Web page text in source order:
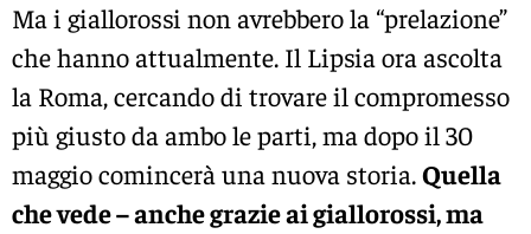
Ma i giallorossi non avrebbero la “prelazione”
che hanno attualmente. Il Lipsia ora ascolta
la Roma, cercando di trovare il compromesso
più giusto da ambo le parti, ma dopo il 30
maggio comincerà una nuova storia.Quella
che vede – anche grazie ai giallorossi, ma